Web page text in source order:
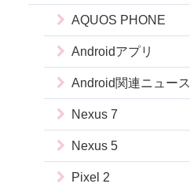
AQUOS PHONE
Androidアプリ
Android関連ニュース
Nexus 7
Nexus 5
Pixel 2